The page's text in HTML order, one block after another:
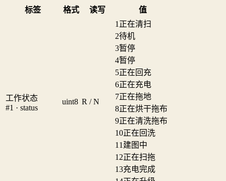
标签 格式 读写 值
工作状态
#1 · status
uint8 R / N
1 正在清扫
2待机
3暂停
4暂停
5正在回充
6正在充电
7正在拖地
8正在烘干拖布
9正在清洗拖布
10正在回洗
11 建图中
12正在扫拖
13充电完成